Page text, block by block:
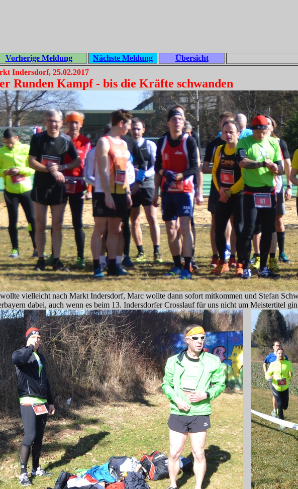
Vorherige Meldung Nächste Meldung
Übersicht
Indersdorf, 25.02.2017
Runden Kampf - bis die Kräfte schwanden
vielleicht nach Markt Indersdorf, Marc wollte dann sofort mitkommen und Stefan
dabei, auch wenn es beim 13. Indersdorfer Crosslauf für uns nicht um Meistertitel